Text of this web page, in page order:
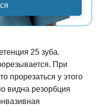
25 зуба.
При
прорезаться у этого
видна резорбция